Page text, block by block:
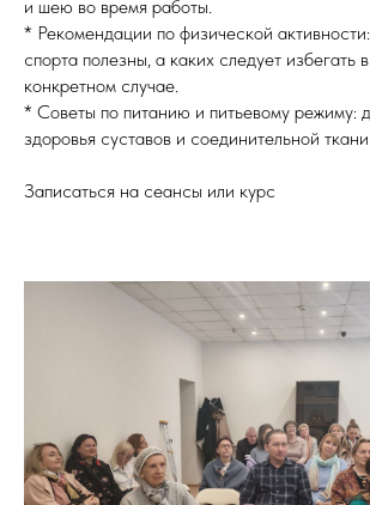
и шею во время работы.
* Рекомендации по физической
спорта полезны, а каких следует избегать
конкретном случае.
* Советы по питанию и питьевому режиму:
здоровья суставов и соединительной
Записаться на сеансы или курс